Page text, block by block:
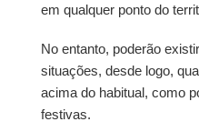
em qualquer ponto do
No entanto, poderão
situações, desde logo,
acima do habitual, como
festivas.